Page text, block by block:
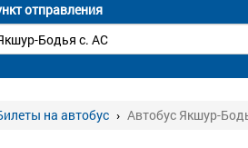
отправления
на автобус Автобус Якшур-